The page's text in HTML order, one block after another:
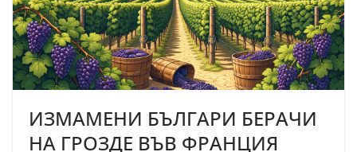
ИЗМАМЕНИ БЪЛГАРИ БЕРАЧИ
НА ГРОЗДЕ ВЪВ ФРАНЦИЯ